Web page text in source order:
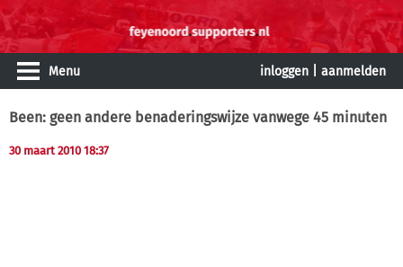
Menu inloggen aanmelden
Been: geen andere benaderingswijze vanwege 45 minuten
30 maart 2010 18:37